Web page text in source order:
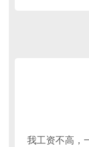
我工资不高，